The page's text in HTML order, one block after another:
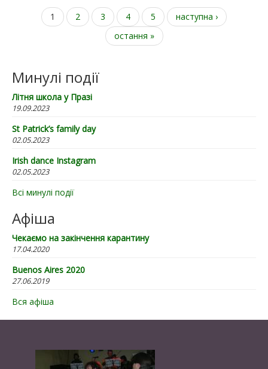
Сторінки
1 2 3 4 5
наступна ›
остання »
Минулі події
Літня школа у Празі
19.09.2023
St Patrick’s family day
02.05.2023
Irish dance Instagram
02.05.2023
Всі минулі події
Афіша
Чекаємо на закінчення карантину
17.04.2020
Buenos Aires 2020
27.06.2019
Вся афіша